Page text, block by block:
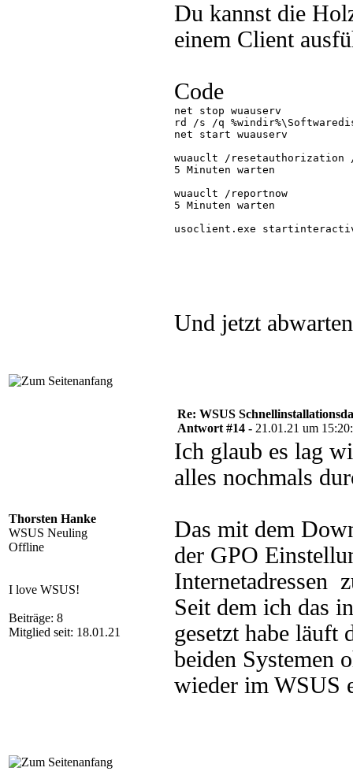
Du kannst die
einem Client
Code
net stop wuauserv
rd /s /q
net start wuauserv
wuauclt /resetauthorization /
5 Minuten warten
wuauclt /reportnow
5 Minuten warten
usoclient.exe
Und jetzt
Thorsten Hanke
WSUS Neuling
Offline
I love WSUS!
Beiträge: 8
Mitglied seit: 18.01.21
Re: WSUS
Antwort #14 - 21.01.21 um
Ich glaub es lag
alles nochmals
Das mit dem
der GPO
Internetadressen
Seit dem ich das
gesetzt habe läuft
beiden Systemen
wieder im WSUS